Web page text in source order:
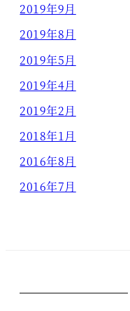
2019年9月
2019年8月
2019年5月
2019年4月
2019年2月
2018年1月
2016年8月
2016年7月